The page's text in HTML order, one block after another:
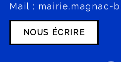
Mail : mairie.magnac-
NOUS ÉCRIRE